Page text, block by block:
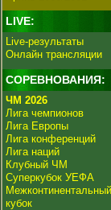
LIVE:
Live-результаты
Онлайн трансляции
СОРЕВНОВАНИЯ:
ЧМ 2026
Лига чемпионов
Лига Европы
Лига конференций
Лига наций
Клубный ЧМ
Суперкубок УЕФА
Межконтинентальный
кубок